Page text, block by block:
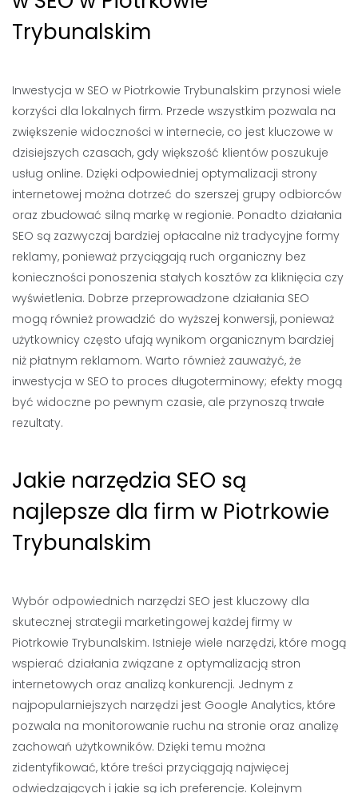
Trybunalskim
Inwestycja w SEO w Piotrkowie Trybunalskim przynosi wiele
korzyści dla lokalnych firm. Przede wszystkim pozwala na
zwiększenie widoczności w internecie, co jest kluczowe w
dzisiejszych czasach, gdy większość klientów poszukuje
usług online. Dzięki odpowiedniej optymalizacji strony
internetowej można dotrzeć do szerszej grupy odbiorców
oraz zbudować silną markę w regionie. Ponadto działania
SEO są zazwyczaj bardziej opłacalne niż tradycyjne formy
reklamy, ponieważ przyciągają ruch organiczny bez
konieczności ponoszenia stałych kosztów za kliknięcia czy
wyświetlenia. Dobrze przeprowadzone działania SEO
mogą również prowadzić do wyższej konwersji, ponieważ
użytkownicy często ufają wynikom organicznym bardziej
niż płatnym reklamom. Warto również zauważyć, że
inwestycja w SEO to proces długoterminowy; efekty mogą
być widoczne po pewnym czasie, ale przynoszą trwałe
rezultaty.
Jakie narzędzia SEO są
najlepsze dla firm w Piotrkowie
Trybunalskim
Wybór odpowiednich narzędzi SEO jest kluczowy dla
skutecznej strategii marketingowej każdej firmy w
Piotrkowie Trybunalskim. Istnieje wiele narzędzi, które mogą
wspierać działania związane z optymalizacją stron
internetowych oraz analizą konkurencji. Jednym z
najpopularniejszych narzędzi jest Google Analytics, które
pozwala na monitorowanie ruchu na stronie oraz analizę
zachowań użytkowników. Dzięki temu można
zidentyfikować, które treści przyciągają najwięcej
odwiedzających i jakie są ich preferencje. Kolejnym